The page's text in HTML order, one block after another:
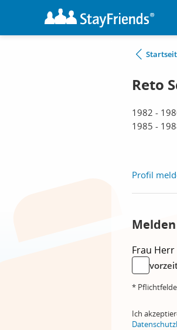
Reto
1982 -
1985 -
Profil
Frau Herr
*
Ich